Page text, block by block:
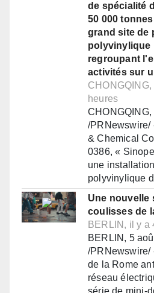
de spécialité
50 000
grand site de
polyvinylique
regroupant
activités sur
heures
/PRNewswire/
& Chemical
0386, «
une
polyvinylique
Une nouvelle
coulisses de
BERLIN, il y a
BERLIN, 5
/PRNewswire/
de la Rome
réseau